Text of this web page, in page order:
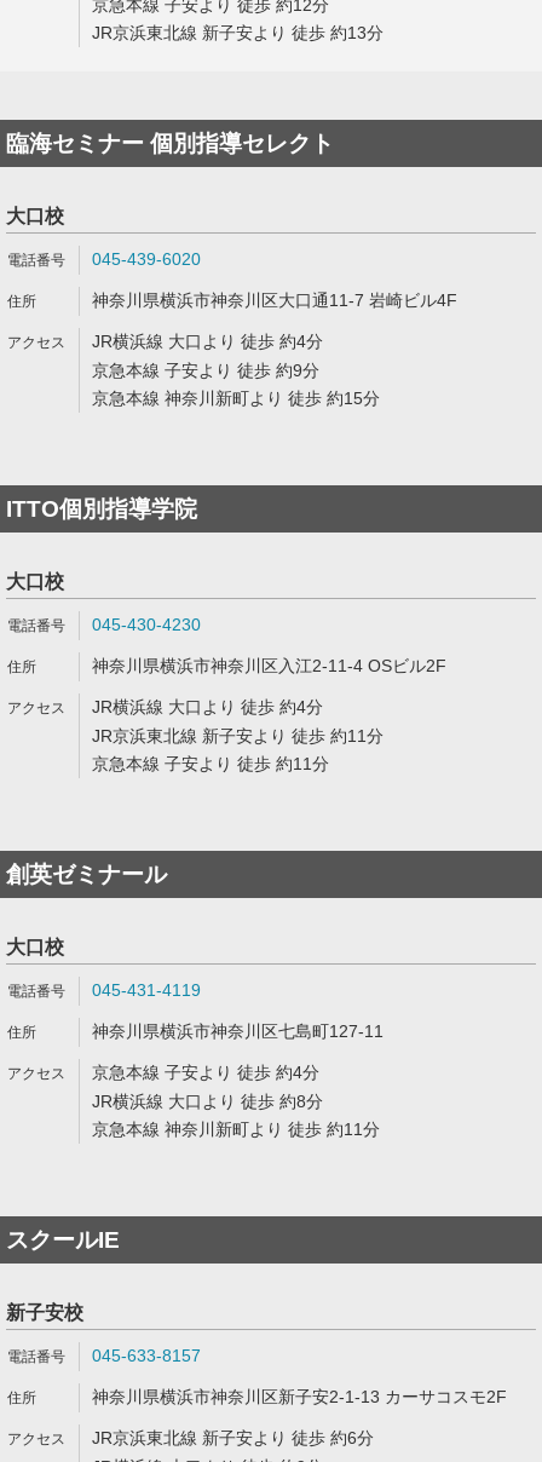
京急本線 子安より 徒歩 約12分
JR京浜東北線 新子安より 徒歩 約13分
臨海セミナー 個別指導セレクト
大口校
045-439-6020
神奈川県横浜市神奈川区大口通11-7 岩崎ビル4F
JR横浜線 大口より 徒歩 約4分
京急本線 子安より 徒歩 約9分
京急本線 神奈川新町より 徒歩 約15分
ITTO個別指導学院
大口校
045-430-4230
神奈川県横浜市神奈川区入江2-11-4 OSビル2F
JR横浜線 大口より 徒歩 約4分
JR京浜東北線 新子安より 徒歩 約11分
京急本線 子安より 徒歩 約11分
創英ゼミナール
大口校
045-431-4119
神奈川県横浜市神奈川区七島町127-11
京急本線 子安より 徒歩 約4分
JR横浜線 大口より 徒歩 約8分
京急本線 神奈川新町より 徒歩 約11分
スクールIE
新子安校
045-633-8157
神奈川県横浜市神奈川区新子安2-1-13 カーサコスモ2F
JR京浜東北線 新子安より 徒歩 約6分